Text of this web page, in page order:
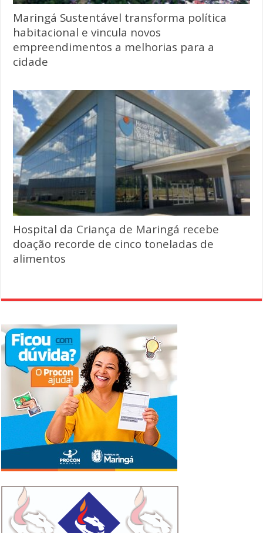
Maringá Sustentável transforma política
habitacional e vincula novos
empreendimentos a melhorias para a
cidade
Hospital da Criança de Maringá recebe
doação recorde de cinco toneladas de
alimentos